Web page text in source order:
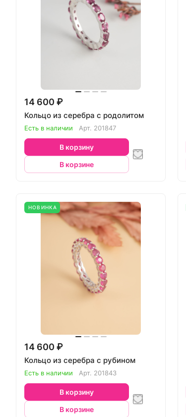
14 600 ₽
Кольцо из серебра с родолитом
Есть в наличии Арт. 201847
В корзину
В корзине
НОВИНКА
14 600 ₽
Кольцо из серебра с рубином
Есть в наличии Арт. 201843
В корзину
В корзине